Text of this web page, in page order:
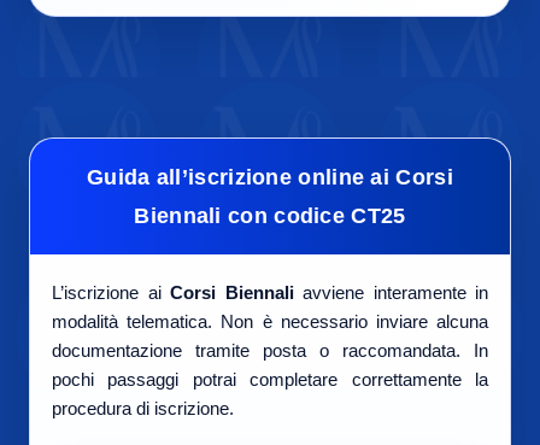
Guida all’iscrizione online ai Corsi
Biennali con codice CT25
L’iscrizione ai Corsi Biennaliavviene interamente in
modalità telematica. Non è necessario inviare alcuna
documentazione tramite posta o raccomandata. In
pochi passaggi potrai completare correttamente la
procedura di iscrizione.